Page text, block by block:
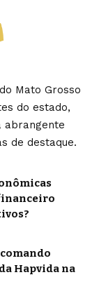
Mato Grosso
do estado,
abrangente
de destaque.
Hapvida na